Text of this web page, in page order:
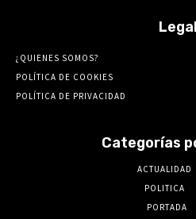
Legal
¿QUIENES SOMOS?
POLÍTICA DE COOKIES
POLÍTICA DE PRIVACIDAD
Categorías
ACTUALIDAD
POLITICA
PORTADA